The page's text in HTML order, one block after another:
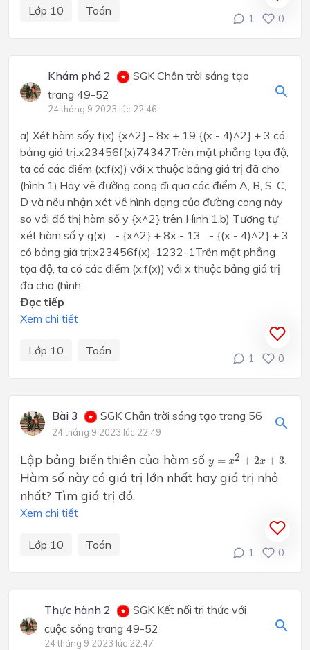
Lớp 10 Toán
1 0
Khám phá 2
SGK Chân trời sáng tạo
trang 49-52
24 tháng 9 2023 lúc 22:46
a) Xét hàm sốy f(x) {x^2} - 8x + 19 {(x - 4)^2} + 3 có
bảng giá trị:x23456f(x)74347Trên mặt phẳng tọa độ,
ta có các điểm (x;f(x)) với x thuộc bảng giá trị đã cho
(hình 1).Hãy vẽ đường cong đi qua các điểm A, B, S, C,
D và nêu nhận xét về hình dạng của đường cong này
so với đồ thị hàm số y {x^2} trên Hình 1.b) Tương tự
xét hàm số y g(x) - {x^2} + 8x - 13 - {(x - 4)^2} + 3
có bảng giá trị:x23456f(x)-1232-1Trên mặt phẳng
tọa độ, ta có các điểm (x;f(x)) với x thuộc bảng giá trị
đã cho (hình...
Đọc tiếp
Xem chi tiết
Lớp 10 Toán
1 0
Bài 3 SGK Chân trời sáng tạo trang 56
24 tháng 9 2023 lúc 22:49
Lập bảng biến thiên của hàm số y = x2 + 2x + 3.
+
Hàm số này có giá trị lớn nhất hay giá trị nhỏ
nhất? Tìm giá trị đó.
Xem chi tiết
Lớp 10 Toán
1 0
Thực hành 2
SGK Kết nối tri thức với
cuộc sống trang 49-52
24 tháng 9 2023 lúc 22:47